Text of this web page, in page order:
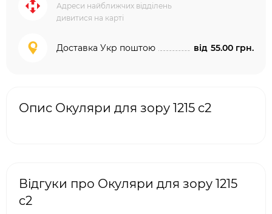
Адреси найближчих відділень
дивитися на карті
Доставка Укр поштою від 55.00 грн.
Опис Окуляри для зору 1215 c2
Відгуки про Окуляри для зору 1215
c2